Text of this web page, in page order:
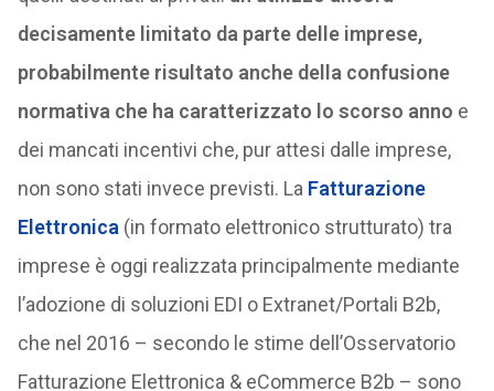
decisamente limitato da parte delle imprese,
probabilmente risultato anche della confusione
normativa che ha caratterizzato lo scorso anno e
dei mancati incentivi che, pur attesi dalle imprese,
non sono stati invece previsti. La Fatturazione
Elettronica (in formato elettronico strutturato) tra
imprese è oggi realizzata principalmente mediante
l’adozione di soluzioni EDI o Extranet/Portali B2b,
che nel 2016 – secondo le stime dell’Osservatorio
Fatturazione Elettronica & eCommerce B2b – sono